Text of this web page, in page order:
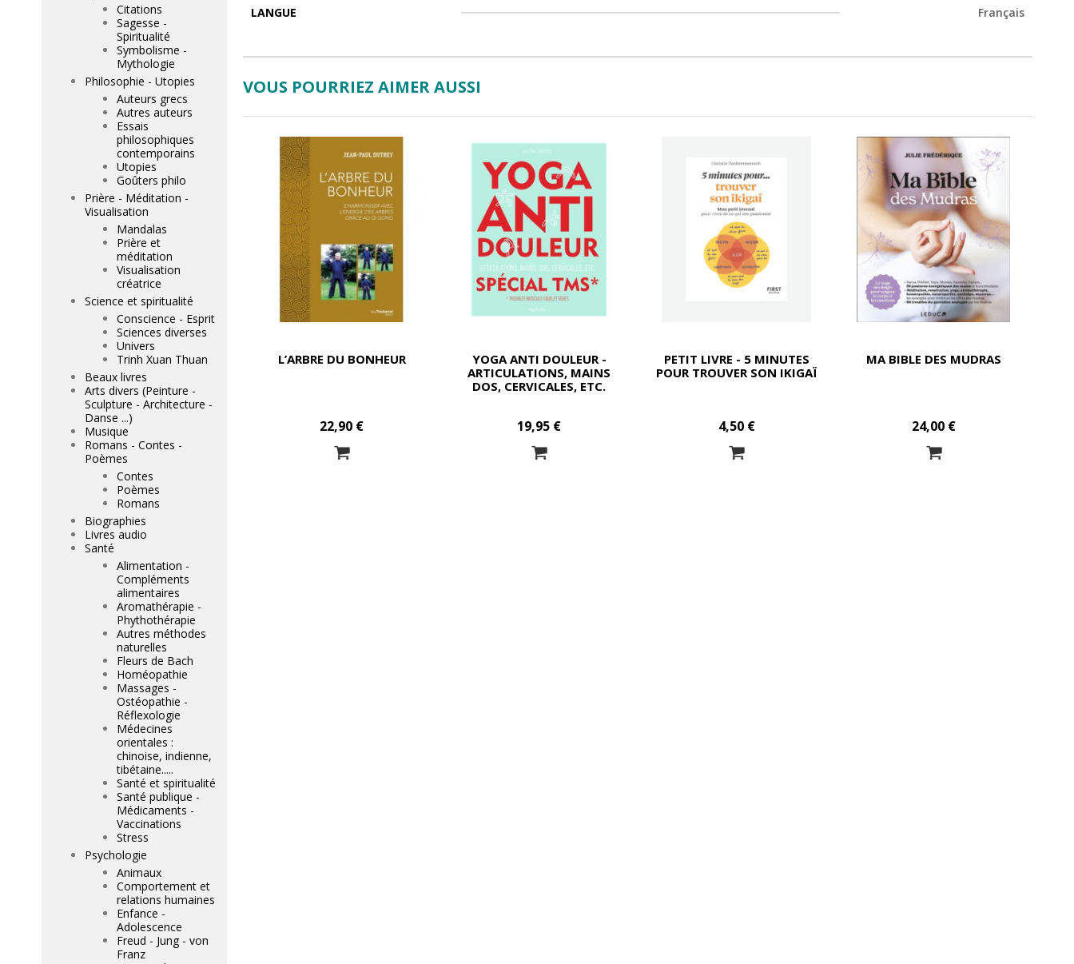
LANGUE Français
VOUS POURRIEZ AIMER AUSSI
L’ARBRE DU BONHEUR
22,90 €
YOGA ANTI DOULEUR -
ARTICULATIONS, MAINS
DOS, CERVICALES, ETC.
19,95 €
PETIT LIVRE - 5 MINUTES
POUR TROUVER SON IKIGAÏ
4,50 €
MA BIBLE DES MUDRAS
24,00 €
Citations
Sagesse -
Spiritualité
Symbolisme -
Mythologie
Philosophie - Utopies
Auteurs grecs
Autres auteurs
Essais
philosophiques
contemporains
Utopies
Goûters philo
Prière - Méditation -
Visualisation
Mandalas
Prière et
méditation
Visualisation
créatrice
Science et spiritualité
Conscience - Esprit
Sciences diverses
Univers
Trinh Xuan Thuan
Beaux livres
Arts divers (Peinture -
Sculpture - Architecture -
Danse ...)
Musique
Romans - Contes -
Poèmes
Contes
Poèmes
Romans
Biographies
Livres audio
Santé
Alimentation -
Compléments
alimentaires
Aromathérapie -
Phythothérapie
Autres méthodes
naturelles
Fleurs de Bach
Homéopathie
Massages -
Ostéopathie -
Réflexologie
Médecines
orientales :
chinoise, indienne,
tibétaine.....
Santé et spiritualité
Santé publique -
Médicaments -
Vaccinations
Stress
Psychologie
Animaux
Comportement et
relations humaines
Enfance -
Adolescence
Freud - Jung - von
Franz